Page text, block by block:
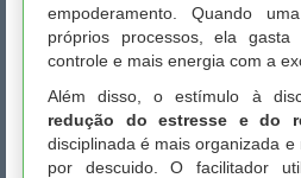
empoderamento. Quando
próprios processos, ela
controle e mais energia com a
Além disso, o estímulo à
redução do estresse e do
disciplinada é mais organizada
por descuido. O facilitador